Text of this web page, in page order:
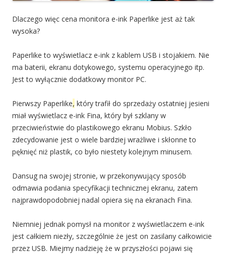
Dlaczego więc cena monitora e-ink Paperlike jest aż tak
wysoka?
Paperlike to wyświetlacz e-ink z kablem USB i stojakiem. Nie
ma baterii, ekranu dotykowego, systemu operacyjnego itp.
Jest to wyłącznie dodatkowy monitor PC.
Pierwszy Paperlike, który trafił do sprzedaży ostatniej jesieni
miał wyświetlacz e-ink Fina, który był szklany w
przeciwieństwie do plastikowego ekranu Mobius. Szkło
zdecydowanie jest o wiele bardziej wrażliwe i skłonne to
pęknięć niż plastik, co było niestety kolejnym minusem.
Dansug na swojej stronie, w przekonywujący sposób
odmawia podania specyfikacji technicznej ekranu, zatem
najprawdopodobniej nadal opiera się na ekranach Fina.
Niemniej jednak pomysł na monitor z wyświetlaczem e-ink
jest całkiem niezły, szczególnie że jest on zasilany całkowicie
przez USB. Miejmy nadzieję że w przyszłości pojawi się